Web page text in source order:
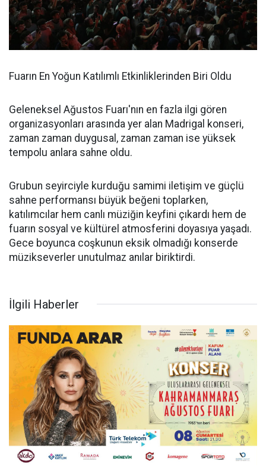
Fuarın En Yoğun Katılımlı Etkinliklerinden Biri Oldu
Geleneksel Ağustos Fuarı'nın en fazla ilgi gören
organizasyonları arasında yer alan Madrigal konseri,
zaman zaman duygusal, zaman zaman ise yüksek
tempolu anlara sahne oldu.
Grubun seyirciyle kurduğu samimi iletişim ve güçlü
sahne performansı büyük beğeni toplarken,
katılımcılar hem canlı müziğin keyfini çıkardı hem de
fuarın sosyal ve kültürel atmosferini doyasıya yaşadı.
Gece boyunca coşkunun eksik olmadığı konserde
müzikseverler unutulmaz anılar biriktirdi.
İlgili Haberler